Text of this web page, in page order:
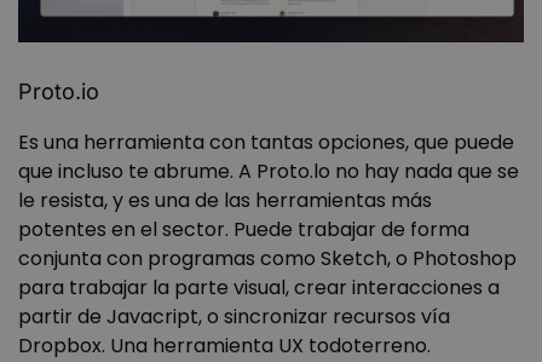
Proto.io
Es una herramienta con tantas opciones, que puede
que incluso te abrume. A Proto.lo no hay nada que se
le resista, y es una de las herramientas más
potentes en el sector. Puede trabajar de forma
conjunta con programas como Sketch, o Photoshop
para trabajar la parte visual, crear interacciones a
partir de Javacript, o sincronizar recursos vía
Dropbox. Una herramienta UX todoterreno.